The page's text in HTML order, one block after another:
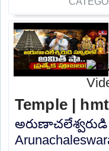
Temple |